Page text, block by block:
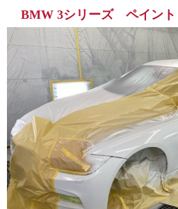
BMW 3シリーズ ペイント